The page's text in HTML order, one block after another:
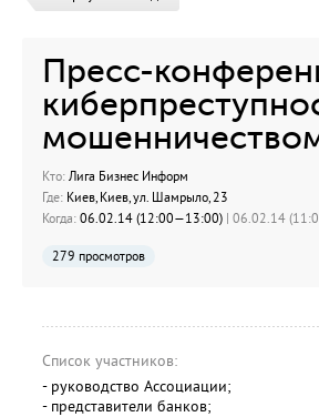
Пресс-
Кто: Лига Бизнес Информ
Где: Киев, Киев, ул. Шамрыло, 23
Когда: 06.02.14 (12:00—13:00) | 06.02.14
279 просмотров
Список участников:
- руководство Ассоциации;
- представители банков;